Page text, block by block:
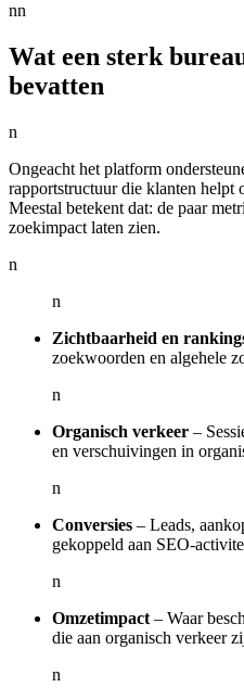
nn
Wat een sterk
bevatten
n
Ongeacht het platform
rapportstructuur die klanten helpt
Meestal betekent dat: de paar
zoekimpact laten zien.
n
n
Zichtbaarheid en
zoekwoorden en algehele
n
Organisch verkeer –
en verschuivingen in
n
Conversies – Leads,
gekoppeld aan SEO-
n
Omzetimpact – Waar
die aan organisch verkeer
n